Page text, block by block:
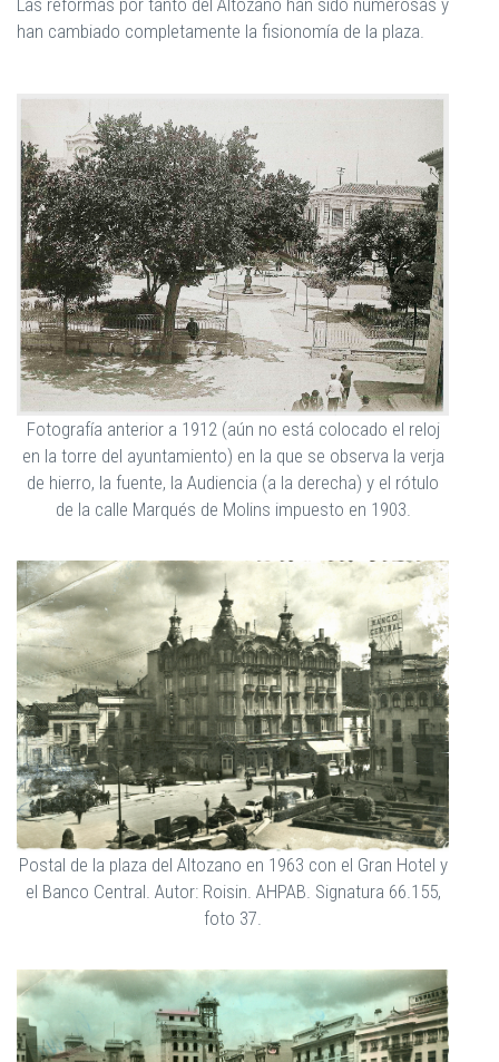
Las reformas por tanto del Altozano han sido numerosas y
han cambiado completamente la fisionomía de la plaza.
Fotografía anterior a 1912 (aún no está colocado el reloj
en la torre del ayuntamiento) en la que se observa la verja
de hierro, la fuente, la Audiencia (a la derecha) y el rótulo
de la calle Marqués de Molins impuesto en 1903.
Postal de la plaza del Altozano en 1963 con el Gran Hotel y
el Banco Central. Autor: Roisin. AHPAB. Signatura 66.155,
foto 37.